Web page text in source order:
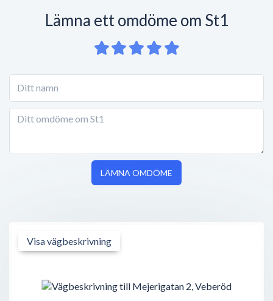
Lämna ett omdöme om St1
LÄMNA OMDÖME
Visa vägbeskrivning